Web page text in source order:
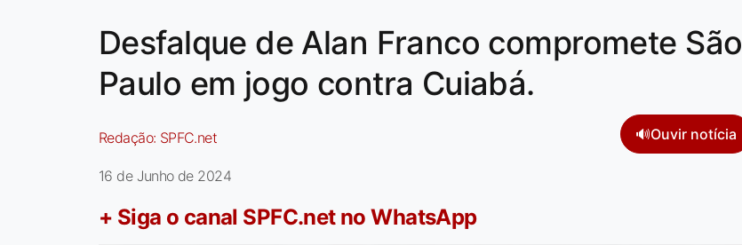
Desfalque de Alan Franco compromete São
Paulo em jogo contra Cuiabá.
Redação: SPFC.net 🔊Ouvir notícia
16 de Junho de 2024
+ Siga o canal SPFC.net no WhatsApp